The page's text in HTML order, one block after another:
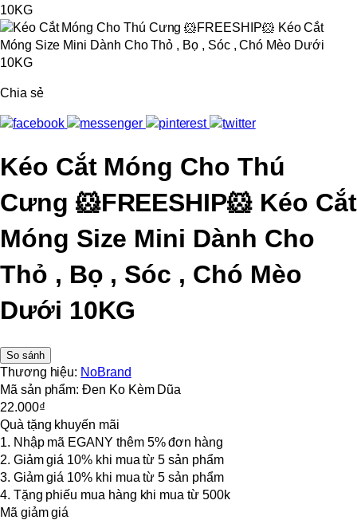
Chia sẻ
Kéo Cắt Móng Cho Thú
Cưng 🐹FREESHIP🐹 Kéo Cắt
Móng Size Mini Dành Cho
Thỏ , Bọ , Sóc , Chó Mèo
Dưới 10KG
So sánh
Thương hiệu: NoBrand
Mã sản phẩm: Đen Ko Kèm Dũa
22.000₫
Quà tặng khuyến mãi
1. Nhập mã EGANY thêm 5% đơn hàng
2. Giảm giá 10% khi mua từ 5 sản phẩm
3. Giảm giá 10% khi mua từ 5 sản phẩm
4. Tặng phiếu mua hàng khi mua từ 500k
Mã giảm giá